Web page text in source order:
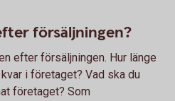
försäljningen?
efter försäljningen. Hur länge
i företaget? Vad ska du
företaget? Som